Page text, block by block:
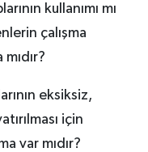
kullanımı mı
çalışma
eksiksiz,
için
var mıdır?